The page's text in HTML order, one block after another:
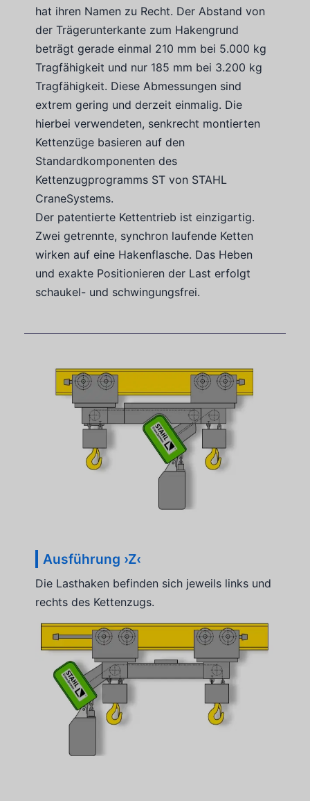
hat ihren Namen zu Recht. Der Abstand von
der Trägerunterkante zum Hakengrund
beträgt gerade einmal 210 mm bei 5.000 kg
Tragfähigkeit und nur 185 mm bei 3.200 kg
Tragfähigkeit. Diese Abmessungen sind
extrem gering und derzeit einmalig. Die
hierbei verwendeten, senkrecht montierten
Kettenzüge basieren auf den
Standardkomponenten des
Kettenzugprogramms ST von STAHL
CraneSystems.
Der patentierte Kettentrieb ist einzigartig.
Zwei getrennte, synchron laufende Ketten
wirken auf eine Hakenflasche. Das Heben
und exakte Positionieren der Last erfolgt
schaukel- und schwingungsfrei.
Ausführung ›Z‹
Die Lasthaken befinden sich jeweils links und
rechts des Kettenzugs.